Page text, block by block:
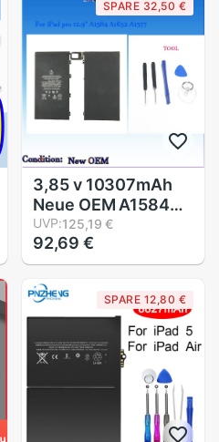
SPARE 32,50 €
3,85 v 10307mAh
Neue OEM A1584
Batterie für iPad
Profi 12.9 "A1584
A1652 A1577
UVP:125,19 €
92,69 €
SPARE 12,80 €